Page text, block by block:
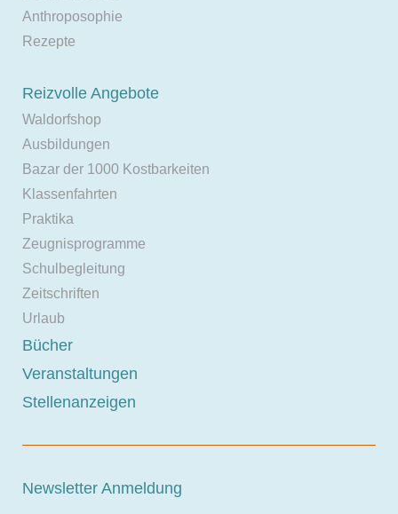
Anthroposophie
Rezepte
Reizvolle Angebote
Waldorfshop
Ausbildungen
Bazar der 1000 Kostbarkeiten
Klassenfahrten
Praktika
Zeugnisprogramme
Schulbegleitung
Zeitschriften
Urlaub
Bücher
Veranstaltungen
Stellenanzeigen
Newsletter Anmeldung